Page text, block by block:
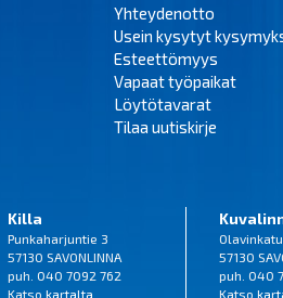
Yhteydenotto
Usein kysytyt
Esteettömyys
Vapaat työpaikat
Löytötavarat
Tilaa uutiskirje
Killa
Punkaharjuntie 3
57130 SAVONLINNA
puh. 040 7092 762
Katso kartalta
Olavinkatu
57130
puh. 040
Katso